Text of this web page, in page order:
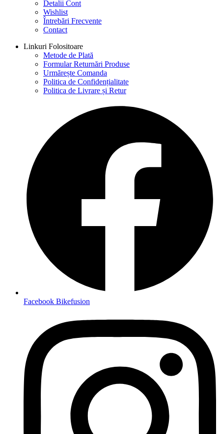
Detalii Cont
Wishlist
Întrebări Frecvente
Contact
Linkuri Folositoare
Metode de Plată
Formular Returnări Produse
Urmărește Comanda
Politica de Confidențialitate
Politica de Livrare și Retur
Facebook Bikefusion